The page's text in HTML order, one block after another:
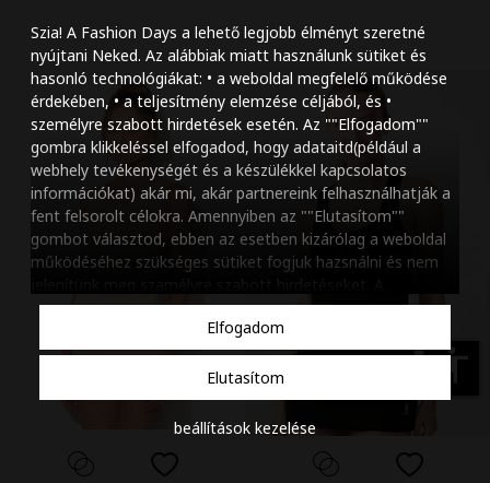
Szia! A Fashion Days a lehető legjobb élményt szeretné
nyújtani Neked. Az alábbiak miatt használunk sütiket és
hasonló technológiákat: • a weboldal megfelelő működése
érdekében, • a teljesítmény elemzése céljából, és •
személyre szabott hirdetések esetén. Az ""Elfogadom""
gombra klikkeléssel elfogadod, hogy adataitd(például a
webhely tevékenységét és a készülékkel kapcsolatos
információkat) akár mi, akár partnereink felhasználhatják a
fent felsorolt célokra. Amennyiben az ""Elutasítom""
gombot választod, ebben az esetben kizárólag a weboldal
működéséhez szükséges sütiket fogjuk hazsnálni és nem
beállításaidat bármikor módosíthatod, a ""Beállítások
kezelése"" gombra kattintva. Tudj meg többet
szabályzatunkról.
Elfogadom
Elutasítom
beállítások kezelése
accessibility
Szöveg méretének
Szóköz növelése
Szóköz csökkentése
Sortávolság
Sortávolság
Színek invertálása
Szürke
Nagy kurzor
Animációk letiltása